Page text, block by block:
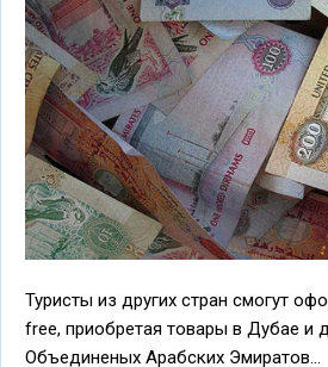
Туристы из других стран смогут
free, приобретая товары в Дубае и
Объединеных Арабских Эмиратов...